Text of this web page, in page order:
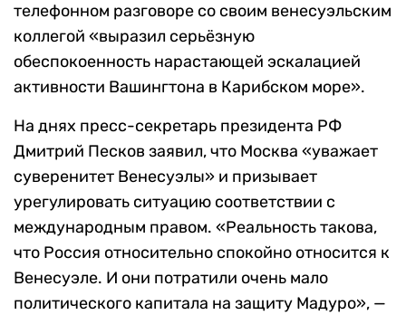
телефонном разговоре со своим венесуэльским
коллегой «выразил серьёзную
обеспокоенность нарастающей эскалацией
активности Вашингтона в Карибском море».
На днях пресс-секретарь президента РФ
Дмитрий Песков заявил, что Москва «уважает
суверенитет Венесуэлы» и призывает
урегулировать ситуацию соответствии с
международным правом. «Реальность такова,
что Россия относительно спокойно относится к
Венесуэле. И они потратили очень мало
политического капитала на защиту Мадуро», —